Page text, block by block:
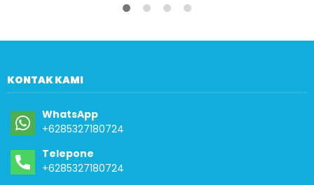
KONTAK KAMI
WhatsApp
+6285327180724
Telepone
+6285327180724